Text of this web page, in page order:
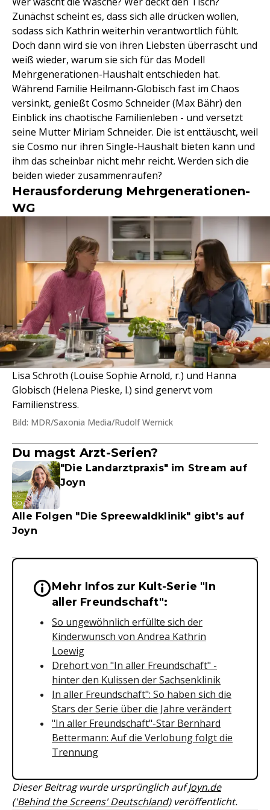
Zunächst scheint es, dass sich alle drücken wollen,
sodass sich Kathrin weiterhin verantwortlich fühlt.
Doch dann wird sie von ihren Liebsten überrascht und
weiß wieder, warum sie sich für das Modell
Mehrgenerationen-Haushalt entschieden hat.
Während Familie Heilmann-Globisch fast im Chaos
versinkt, genießt Cosmo Schneider (Max Bähr) den
Einblick ins chaotische Familienleben - und versetzt
seine Mutter Miriam Schneider. Die ist enttäuscht, weil
sie Cosmo nur ihren Single-Haushalt bieten kann und
ihm das scheinbar nicht mehr reicht. Werden sich die
beiden wieder zusammenraufen?
Herausforderung Mehrgenerationen-
WG
Lisa Schroth (Louise Sophie Arnold, r.) und Hanna
Globisch (Helena Pieske, l.) sind genervt vom
Familienstress.
Bild: MDR/Saxonia Media/Rudolf Wernick
Du magst Arzt-Serien?
"Die Landarztpraxis" im Stream auf
Joyn
Alle Folgen "Die Spreewaldklinik" gibt's auf
Joyn
Wichtige Hinweise &
Mehr Infos zur Kult-Serie "In
aller Freundschaft":
So ungewöhnlich erfüllte sich der
Kinderwunsch von Andrea Kathrin
Loewig
Drehort von "In aller Freundschaft" -
hinter den Kulissen der Sachsenklinik
In aller Freundschaft": So haben sich die
Stars der Serie über die Jahre verändert
"In aller Freundschaft"-Star Bernhard
Bettermann: Auf die Verlobung folgt die
Trennung
Dieser Beitrag wurde ursprünglich aufJoyn.de
('Behind the Screens' Deutschland)veröffentlicht.